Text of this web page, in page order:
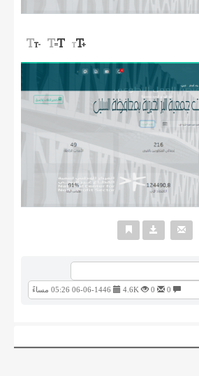
4.6K